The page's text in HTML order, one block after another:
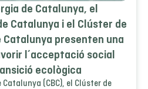
de Catalunya, el
Catalunya i el Clúster de
Catalunya presenten una
l´acceptació social
ecològica
(CBC), el Clúster de